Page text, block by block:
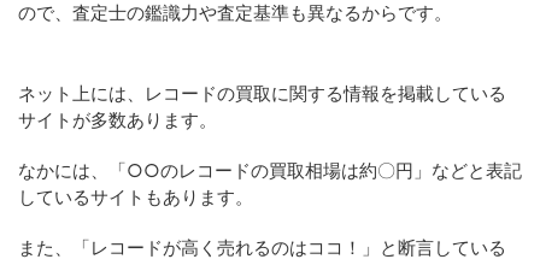
ので、査定士の鑑識力や査定基準も異なるからです。
ネット上には、レコードの買取に関する情報を掲載している
サイトが多数あります。
なかには、「○○のレコードの買取相場は約〇円」などと表記
しているサイトもあります。
また、「レコードが高く売れるのはココ！」と断言している